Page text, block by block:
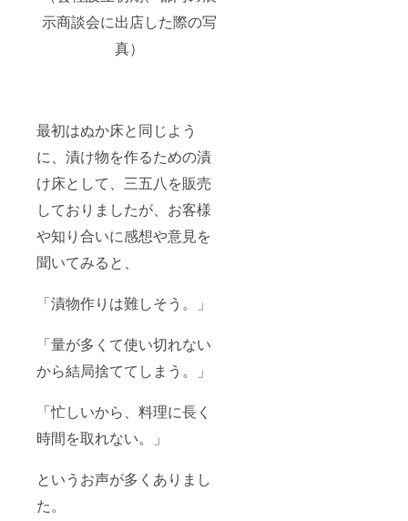
示商談会に出店した際の写
真）
最初はぬか床と同じよう
に、漬け物を作るための漬
け床として、三五八を販売
しておりましたが、お客様
や知り合いに感想や意見を
聞いてみると、
「漬物作りは難しそう。」
「量が多くて使い切れない
から結局捨ててしまう。」
「忙しいから、料理に長く
時間を取れない。」
というお声が多くありまし
た。